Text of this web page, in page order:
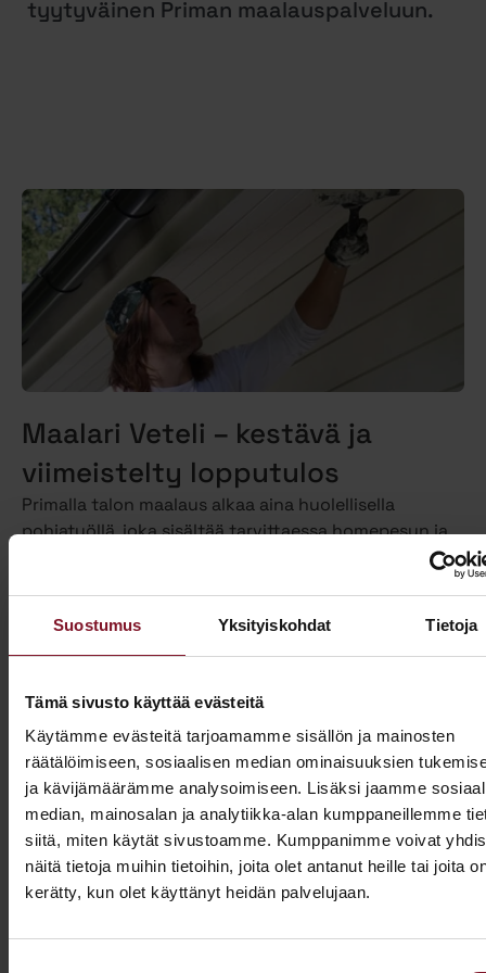
Suostumus Yksityiskohdat Tietoja
Tämä sivusto käyttää evästeitä
Käytämme evästeitä tarjoamamme sisällön ja mainosten
räätälöimiseen, sosiaalisen median ominaisuuksien
ja kävijämäärämme analysoimiseen. Lisäksi jaamme
median, mainosalan ja analytiikka-alan kumppaneillemme
siitä, miten käytät sivustoamme. Kumppanimme voivat
näitä tietoja muihin tietoihin, joita olet antanut heille tai joita
kerätty, kun olet käyttänyt heidän palvelujaan.
tyytyväinen Priman maalauspalveluun.
Maalari Veteli – kestävä ja
viimeistelty lopputulos
Primalla talon maalaus alkaa aina huolellisella
pohjatyöllä, joka sisältää tarvittaessa homepesun ja
Maalaamme puhdistetun ulkoverhouksen
valitsemallasi värillä jopa kahteen kertaan. Tällöin
Teemme talon maalaukset pelkästään pensselillä ja
käsin maalaten. Näin saamme tasaisen ja viimeistellyn
pinnan.
Pensselillä saadaan ruiskumaalausta tarkempi,
peittävämpi ja kestävämpi jälki. Siksi luotamme
ainoastaan tähän perinteiseen työtapaan. Kun talon
maalaus on tehty oikein, eli pensselimaalauksena,
pysyy maalipinta paremmin puhtaana ja säilyttää